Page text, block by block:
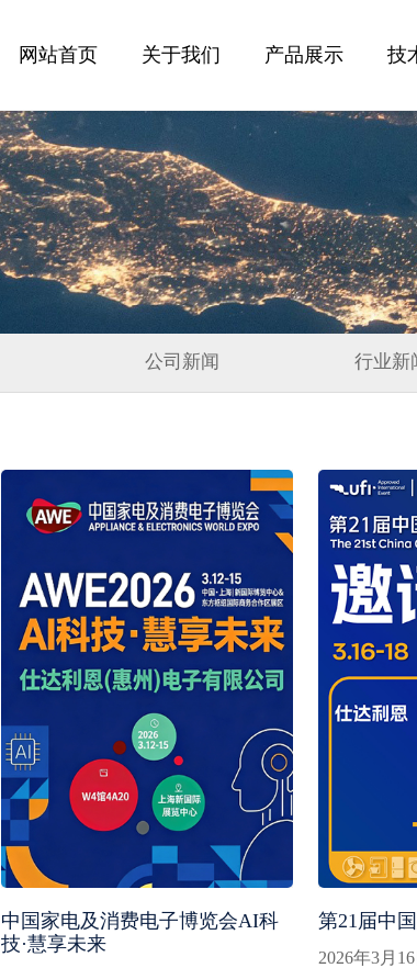
网站首页 关于我们 产品展示 技
公司新闻 行业新
中国家电及消费电子博览会AI科
技·慧享未来
第21届中
2026年3月